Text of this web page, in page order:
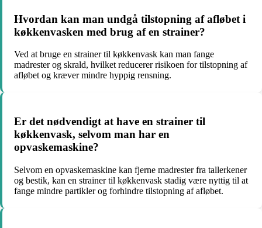
Hvordan kan man undgå tilstopning af afløbet i
køkkenvasken med brug af en strainer?
Ved at bruge en strainer til køkkenvask kan man fange
madrester og skrald, hvilket reducerer risikoen for tilstopning af
afløbet og kræver mindre hyppig rensning.
Er det nødvendigt at have en strainer til
køkkenvask, selvom man har en
opvaskemaskine?
Selvom en opvaskemaskine kan fjerne madrester fra tallerkener
og bestik, kan en strainer til køkkenvask stadig være nyttig til at
fange mindre partikler og forhindre tilstopning af afløbet.